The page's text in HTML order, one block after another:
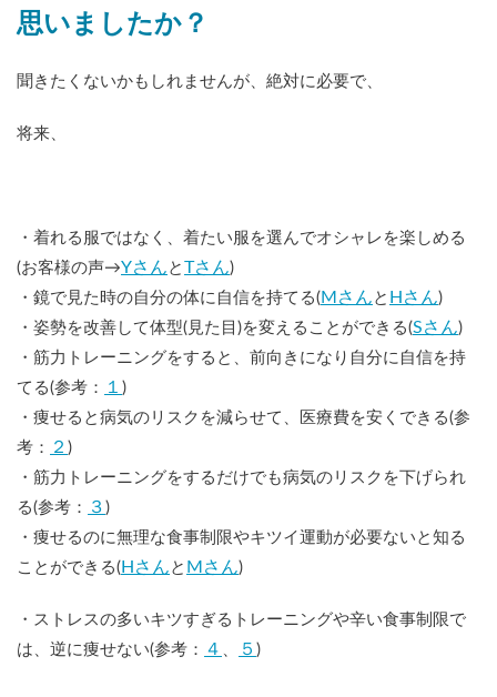
思いましたか？
聞きたくないかもしれませんが、絶対に必要で、
将来、
・着れる服ではなく、着たい服を選んでオシャレを楽しめる
(お客様の声→Yさん と Tさん)
・鏡で見た時の自分の体に自信を持てる(Mさん と Hさん)
・姿勢を改善して体型(見た目)を変えることができる(Sさん)
・筋力トレーニングをすると、前向きになり自分に自信を持
てる(参考：
１ )
・痩せると病気のリスクを減らせて、医療費を安くできる(参
考：
２ )
・筋力トレーニングをするだけでも病気のリスクを下げられ
る(参考：
３ )
・痩せるのに無理な食事制限やキツイ運動が必要ないと知る
ことができる(Hさん と Mさん)
・ストレスの多いキツすぎるトレーニングや辛い食事制限で
は、逆に痩せない(参考： ４ ５ )